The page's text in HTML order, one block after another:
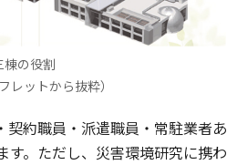
の役割
レットから抜粋）
約職員・派遣職員・常駐業者あ
す。ただし、災害環境研究に携わ